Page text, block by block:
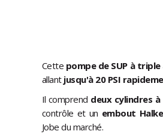
Cette pompe de SUP à
allantjusqu'à 20 PSI
Il comprend deux cylindres
contrôle et un embout
Jobe du marché.